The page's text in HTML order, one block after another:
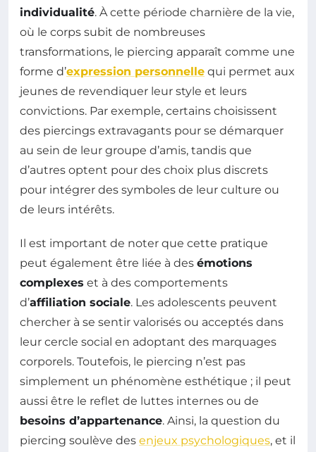
individualité. À cette période charnière de la vie,
où le corps subit de nombreuses
transformations, le piercing apparaît comme une
forme d’expression personnelle qui permet aux
jeunes de revendiquer leur style et leurs
convictions. Par exemple, certains choisissent
des piercings extravagants pour se démarquer
au sein de leur groupe d’amis, tandis que
d’autres optent pour des choix plus discrets
pour intégrer des symboles de leur culture ou
de leurs intérêts.
Il est important de noter que cette pratique
peut également être liée à des émotions
complexes et à des comportements
d’affiliation sociale. Les adolescents peuvent
chercher à se sentir valorisés ou acceptés dans
leur cercle social en adoptant des marquages
corporels. Toutefois, le piercing n’est pas
simplement un phénomène esthétique ; il peut
aussi être le reflet de luttes internes ou de
besoins d’appartenance. Ainsi, la question du
piercing soulève des enjeux psychologiques, et il